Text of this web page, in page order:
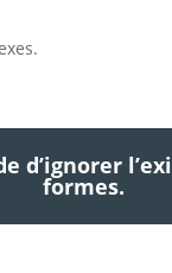
d’ignorer
formes.